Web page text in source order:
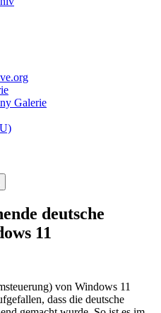
Galerie
deutsche
11
von Windows 11
dass die deutsche